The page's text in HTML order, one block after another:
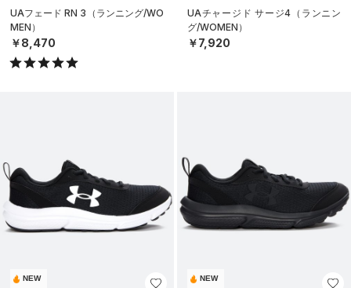
UAフェード RN 3（ランニング/WO
MEN）
￥8,470
UAチャージド サージ4（ランニン
グ/WOMEN）
￥7,920
NEW NEW